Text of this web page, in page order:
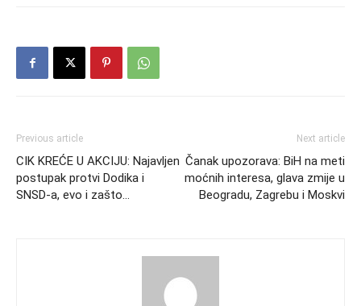
Previous article
CIK KREĆE U AKCIJU: Najavljen
postupak protvi Dodika i
SNSD-a, evo i zašto…
Next article
Čanak upozorava: BiH na meti
moćnih interesa, glava zmije u
Beogradu, Zagrebu i Moskvi